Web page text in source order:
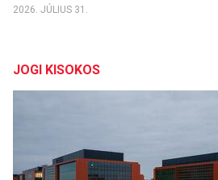
2026. JÚLIUS 31.
JOGI KISOKOS